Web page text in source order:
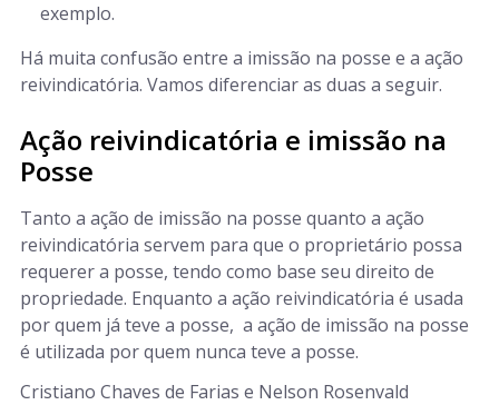
exemplo.
Há muita confusão entre a imissão na posse e a ação
reivindicatória. Vamos diferenciar as duas a seguir.
Ação reivindicatória e imissão na
Posse
Tanto a ação de imissão na posse quanto a ação
reivindicatória servem para que o proprietário possa
requerer a posse, tendo como base seu direito de
propriedade. Enquanto a ação reivindicatória é usada
por quem já teve a posse, a ação de imissão na posse
é utilizada por quem nunca teve a posse.
Cristiano Chaves de Farias e Nelson Rosenvald